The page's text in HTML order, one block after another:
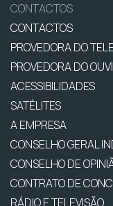
CONTACTOS
CONTACTOS
PROVEDORA DO
PROVEDORA DO
ACESSIBILIDADES
SATÉLITES
A EMPRESA
CONSELHO GERAL
CONSELHO DE
CONTRATO DE
RÁDIO E TELEVISÃO